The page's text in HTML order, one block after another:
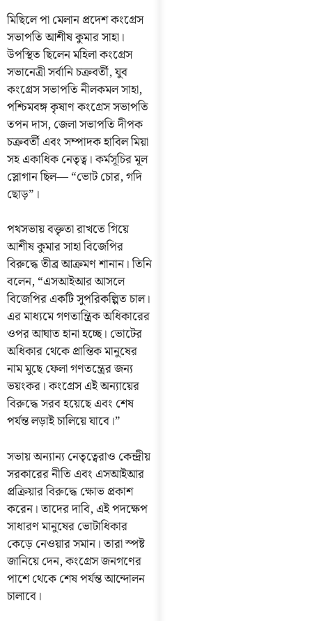
মিছিলে পা মেলান প্রদেশ কংগ্রেস
সভাপতি আশীষ কুমার সাহা।
উপস্থিত ছিলেন মহিলা কংগ্রেস
সভানেত্রী সর্বানি চক্রবর্তী, যুব
কংগ্রেস সভাপতি নীলকমল সাহা,
পশ্চিমবঙ্গ কৃষাণ কংগ্রেস সভাপতি
তপন দাস, জেলা সভাপতি দীপক
চক্রবর্তী এবং সম্পাদক হাবিল মিয়া
সহ একাধিক নেতৃত্ব। কর্মসূচির মূল
স্লোগান ছিল— “ভোট চোর, গদি
ছোড়”।
পথসভায় বক্তৃতা রাখতে গিয়ে
আশীষ কুমার সাহা বিজেপির
বিরুদ্ধে তীব্র আক্রমণ শানান। তিনি
বলেন, “এসআইআর আসলে
বিজেপির একটি সুপরিকল্পিত চাল।
এর মাধ্যমে গণতান্ত্রিক অধিকারের
ওপর আঘাত হানা হচ্ছে। ভোটের
অধিকার থেকে প্রান্তিক মানুষের
নাম মুছে ফেলা গণতন্ত্রের জন্য
ভয়ংকর। কংগ্রেস এই অন্যায়ের
বিরুদ্ধে সরব হয়েছে এবং শেষ
পর্যন্ত লড়াই চালিয়ে যাবে।”
সভায় অন্যান্য নেতৃত্বেরাও কেন্দ্রীয়
সরকারের নীতি এবং এসআইআর
প্রক্রিয়ার বিরুদ্ধে ক্ষোভ প্রকাশ
করেন। তাদের দাবি, এই পদক্ষেপ
সাধারণ মানুষের ভোটাধিকার
কেড়ে নেওয়ার সমান। তারা স্পষ্ট
জানিয়ে দেন, কংগ্রেস জনগণের
পাশে থেকে শেষ পর্যন্ত আন্দোলন
চালাবে।